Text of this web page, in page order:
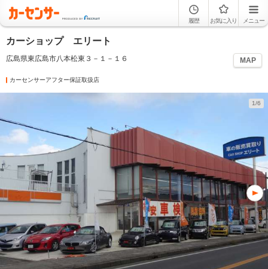
履歴 お気に入り メニュー
カーショップ エリート
広島県東広島市八本松東３－１－１６ MAP
カーセンサーアフター保証取扱店
1/6